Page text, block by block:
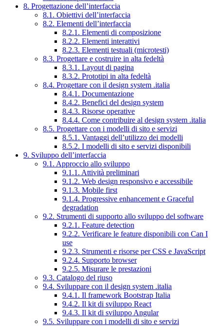
8. Progettazione dell’interfaccia
8.1. Obiettivi dell’interfaccia
8.2. Elementi dell’interfaccia
8.2.1. Elementi di composizione
8.2.2. Elementi interattivi
8.2.3. Elementi testuali (microtesti)
8.3. Progettare e costruire in alta fedeltà
8.3.1. Layout di pagina
8.3.2. Prototipi in alta fedeltà
8.4. Progettare con il design system .italia
8.4.1. Documentazione
8.4.2. Benefici del design system
8.4.3. Risorse operative
8.4.4. Come contribuire al design system .italia
8.5. Progettare con i modelli di sito e servizi
8.5.1. Vantaggi dell’utilizzo dei modelli
8.5.2. I modelli di sito e servizi disponibili
9. Sviluppo dell’interfaccia
9.1. Approccio allo sviluppo
9.1.1. Attività preliminari
9.1.2. Web design responsivo e accessibile
9.1.3. Mobile first
9.1.4. Progressive enhancement e Graceful
degradation
9.2. Strumenti di supporto allo sviluppo del software
9.2.1. Feature detection
9.2.2. Verificare le feature disponibili con Can I
use
9.2.3. Strumenti e risorse per CSS e JavaScript
9.2.4. Supporto browser
9.2.5. Misurare le prestazioni
9.3. Catalogo del riuso
9.4. Sviluppare con il design system .italia
9.4.1. Il framework Bootstrap Italia
9.4.2. Il kit di sviluppo React
9.4.3. Il kit di sviluppo Angular
9.5. Sviluppare con i modelli di sito e servizi